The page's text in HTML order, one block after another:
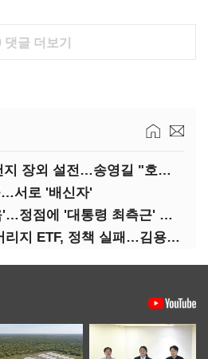
댓글 더보기
김민석·정청래, 신천지 장외 설전…송영길 "호남 계몽 규탄"
…서로 '배신자'
최고위원 '막차 싸움'…정점에 '대통령 최측근' 김용
조국 "단일종목 레버리지 ETF, 정책 실패…김용범 책임 물어야"